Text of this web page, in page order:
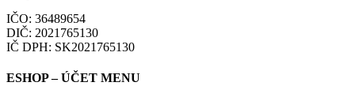
IČO: 36489654
DIČ: 2021765130
IČ DPH: SK2021765130
ESHOP – ÚČET MENU